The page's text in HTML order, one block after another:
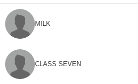
M!LK
CLASS SEVEN